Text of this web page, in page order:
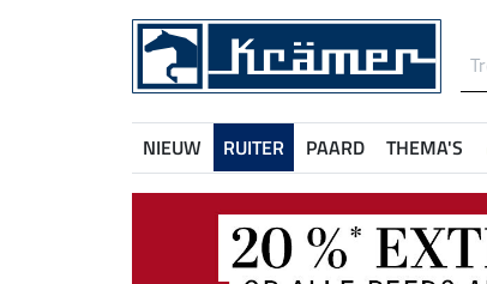
NIEUW RUITER PAARD THEMA'S